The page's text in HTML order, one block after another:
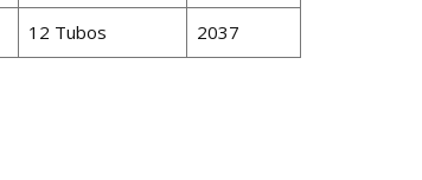
12 Tubos 2037